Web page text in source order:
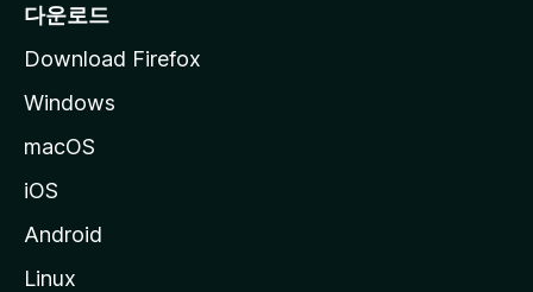
다운로드
Download Firefox
Windows
macOS
iOS
Android
Linux